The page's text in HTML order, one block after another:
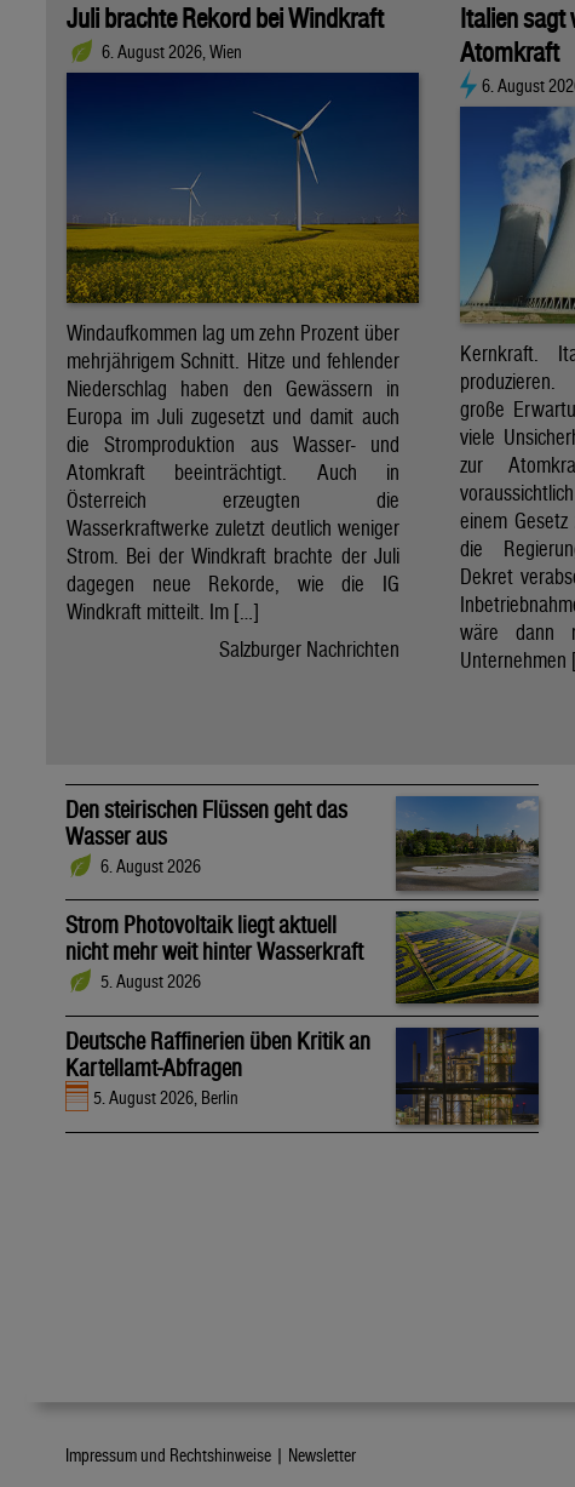
Juli brachte Rekord bei Windkraft
6. August 2026, Wien
Windaufkommen lag um zehn Prozent über
mehrjährigem Schnitt. Hitze und fehlender
Niederschlag haben den Gewässern in
Europa im Juli zugesetzt und damit auch
die Stromproduktion aus Wasser- und
Atomkraft beeinträchtigt. Auch in
Österreich erzeugten die
Wasserkraftwerke zuletzt deutlich weniger
Strom. Bei der Windkraft brachte der Juli
dagegen neue Rekorde, wie die IG
Windkraft mitteilt. Im […]
Salzburger Nachrichten
Italien sagt
Atomkraft
6. August
Kernkraft.
große
viele
zur
einem
die
Dekret
wäre dann
Den steirischen Flüssen geht das
Wasser aus
6. August 2026
Strom Photovoltaik liegt aktuell
nicht mehr weit hinter Wasserkraft
5. August 2026
Deutsche Raffinerien üben Kritik an
Kartellamt-Abfragen
5. August 2026, Berlin
Impressum und Rechtshinweise | Newsletter